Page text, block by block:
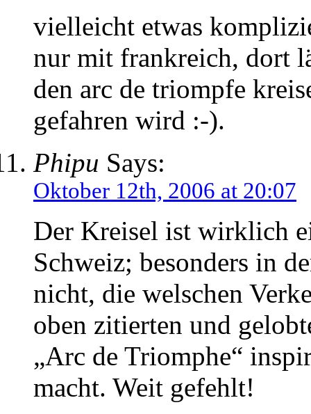
vielleicht etwas
nur mit frankreich, dort
den arc de triompfe
gefahren wird :-).
Phipu Says:
Oktober 12th, 2006 at 20:07
Der Kreisel ist wirklich
Schweiz; besonders in
nicht, die welschen
oben zitierten und
„Arc de Triomphe“
macht. Weit gefehlt!